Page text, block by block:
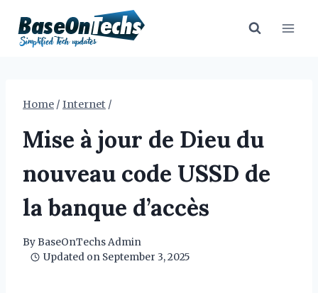
content
Home / Internet /
Mise à jour de Dieu du
nouveau code USSD de
la banque d’accès
ByBaseOnTechs Admin
Updated on September 3, 2025